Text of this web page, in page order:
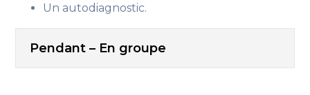
Un autodiagnostic.
Pendant – En groupe